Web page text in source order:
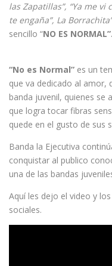
las Zapatillas”, “Ya me vi
te engaña”, La Borrachita”
sencillo “NO ES NORMAL”.
“No es Normal” es un
que va dedicado al amor,
banda juvenil, quienes se
que logra tocar fibras
quede en el gusto de sus
Banda la Ejecutiva
conquistar al publico
una de las bandas
Aquí les dejo el video y
sociales.